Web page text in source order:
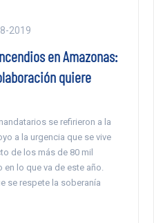
2019
en Amazonas:
quiere
se refirieron a la
a la urgencia que se vive
de los más de 80 mil
lo que va de este año.
se respete la soberanía